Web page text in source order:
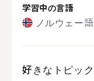
学習中の言語
ノルウェー語
好きなトピック